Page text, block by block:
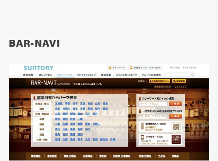
BAR-NAVI